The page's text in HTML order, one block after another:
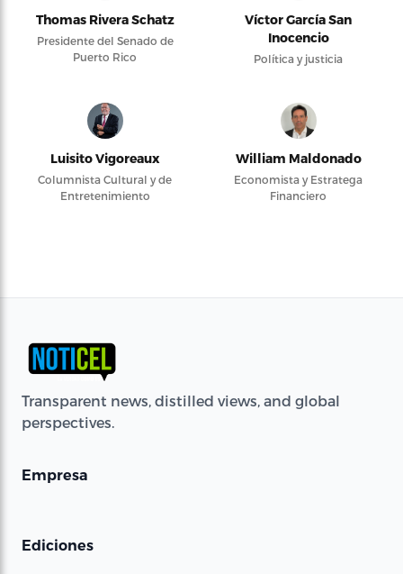
Thomas Rivera Schatz
Presidente del Senado de
Puerto Rico
Víctor García San
Inocencio
Política y justicia
Luisito Vigoreaux
Columnista Cultural y de
Entretenimiento
William Maldonado
Economista y Estratega
Financiero
Transparent news, distilled views, and global
perspectives.
Empresa
Ediciones